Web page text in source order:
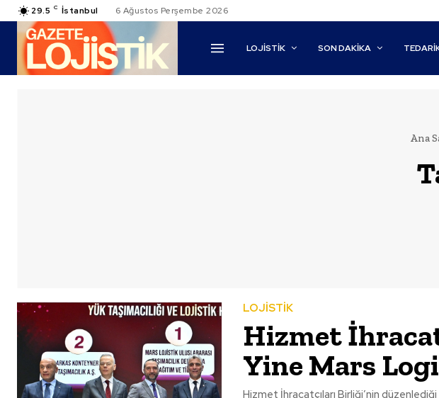
29.5 C İstanbul 6 Ağustos Perşembe 2026
LOJİSTİK SON DAKİKA
Ana
LOJİSTİK
Hizmet
Yine Mars
Hizmet İhracatçıları Birliği’nin